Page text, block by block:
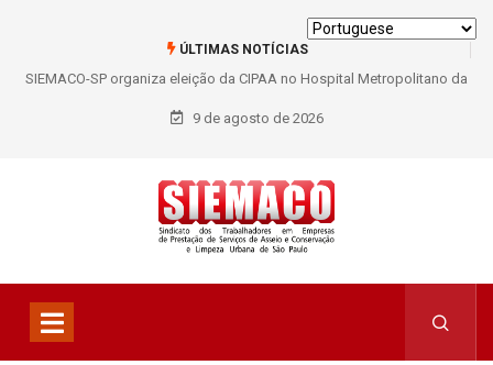
ÚLTIMAS NOTÍCIAS
SIEMACO-SP organiza eleição da CIPAA no Hospital Metropolitano da
Lapa e fortalece participação dos trabalhadores
9 de agosto de 2026